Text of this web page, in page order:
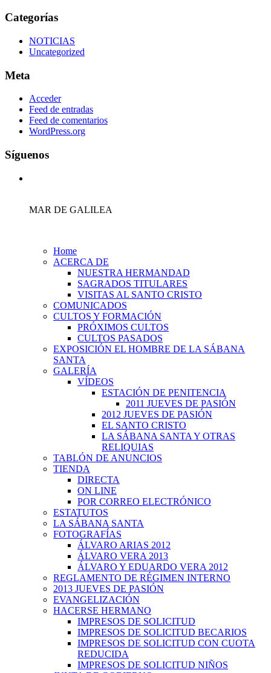
Categorías
NOTICIAS
Uncategorized
Meta
Acceder
Feed de entradas
Feed de comentarios
WordPress.org
Síguenos
MAR DE GALILEA
Home
ACERCA DE
NUESTRA HERMANDAD
SAGRADOS TITULARES
VISITAS AL SANTO CRISTO
COMUNICADOS
CULTOS Y FORMACIÓN
PRÓXIMOS CULTOS
CULTOS PASADOS
EXPOSICIÓN EL HOMBRE DE LA SÁBANA
SANTA
GALERÍA
VÍDEOS
ESTACIÓN DE PENITENCIA
2011 JUEVES DE PASIÓN
2012 JUEVES DE PASIÓN
EL SANTO CRISTO
LA SÁBANA SANTA Y OTRAS
RELIQUIAS
TABLÓN DE ANUNCIOS
TIENDA
DIRECTA
ON LINE
POR CORREO ELECTRÓNICO
ESTATUTOS
LA SÁBANA SANTA
FOTOGRAFÍAS
ÁLVARO ARIAS 2012
ÁLVARO VERA 2013
ÁLVARO Y EDUARDO VERA 2012
REGLAMENTO DE RÉGIMEN INTERNO
2013 JUEVES DE PASIÓN
EVANGELIZACIÓN
HACERSE HERMANO
IMPRESOS DE SOLICITUD
IMPRESOS DE SOLICITUD BECARIOS
IMPRESOS DE SOLICITUD CON CUOTA
REDUCIDA
IMPRESOS DE SOLICITUD NIÑOS